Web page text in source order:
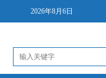
2026年8月6日